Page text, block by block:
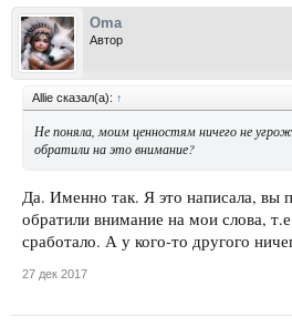
Oma
Автор
Allie сказал(а): ↑
Не поняла, моимценностям ничего не
обратили на это внимание?
Да. Именно так. Я это написала, вы
обратили внимание на мои слова,
сработало. А у кого-то другого
27 дек 2017